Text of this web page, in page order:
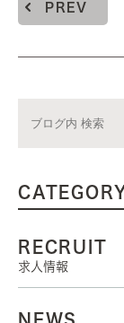
PREV
RECRUIT
求人情報
NEWS